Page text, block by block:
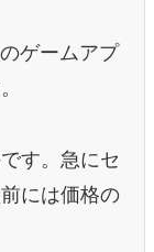
ゲームアプ
す。急にセ
には価格の